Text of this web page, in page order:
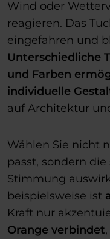
Wind oder
reagieren. Das
eingefahren und
Unterschiedliche
und Farben
individuelle
auf Architektur
Wählen Sie nicht
passt, sondern
Stimmung
beispielsweise ist
Kraft nur
Orange verbindet